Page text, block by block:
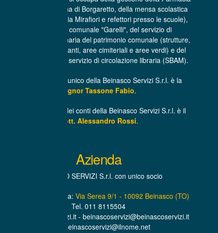
comunale Sant’Anna di Borgaretto, della mensa scolastica
(centro cottura di via Mirafiori e refettori presso le scuole),
dell'asilo nido comunale "Garelli", del servizio di
manutenzione ordinaria del patrimonio comunale (strutture,
infrastrutture, impianti, aree cimiteriali e aree verdi) e del
trasporto libri per il servizio di circolazione libraria (SBAM).
L’Amministratore unico della Beinasco Servizi S.r.l. è la
Signor Tassone Fabio.
Il Revisore unico dei conti della Beinasco Servizi S.r.l. è il
Dott. Alessandro Rossi.
Azienda
BEINASCO SERVIZI S.r.l. con unico socio
Sede Amministrativa: Via Serea 9/1 - 10092 Beinasco (TO)
Tel. 011 8115504
www.beinascoservizi.it - beinascoservizi@beinascoservizi.it
PEC. beinascoservizi@ilnome.net